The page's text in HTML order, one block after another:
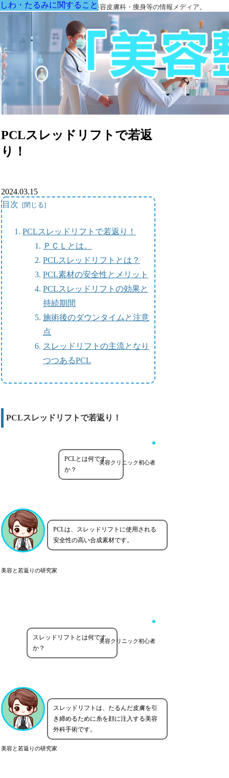
美容外科・アンチエイジング・美容皮膚科・痩身等の情報メディア。
PCLスレッドリフトで若返
り！
しわ・たるみに関すること
2024.03.15
目次
PCLスレッドリフトで若返り！
ＰＣＬとは。
PCLスレッドリフトとは？
PCL素材の安全性とメリット
PCLスレッドリフトの効果と
持続期間
施術後のダウンタイムと注意
点
スレッドリフトの主流となり
つつあるPCL
PCLスレッドリフトで若返り！
美容クリニック初心者
PCLとは何です
か？
美容と若返りの研究家
PCLは、スレッドリフトに使用される
安全性の高い合成素材です。
美容クリニック初心者
スレッドリフトとは何です
か？
美容と若返りの研究家
スレッドリフトは、たるんだ皮膚を引
き締めるために糸を顔に注入する美容
外科手術です。
しわ・たるみに関すること
しわ・たるみに関すること
しわ・たるみに関すること
しわ・たるみに関すること
しわ・たるみに関すること
しわ・たるみに関すること